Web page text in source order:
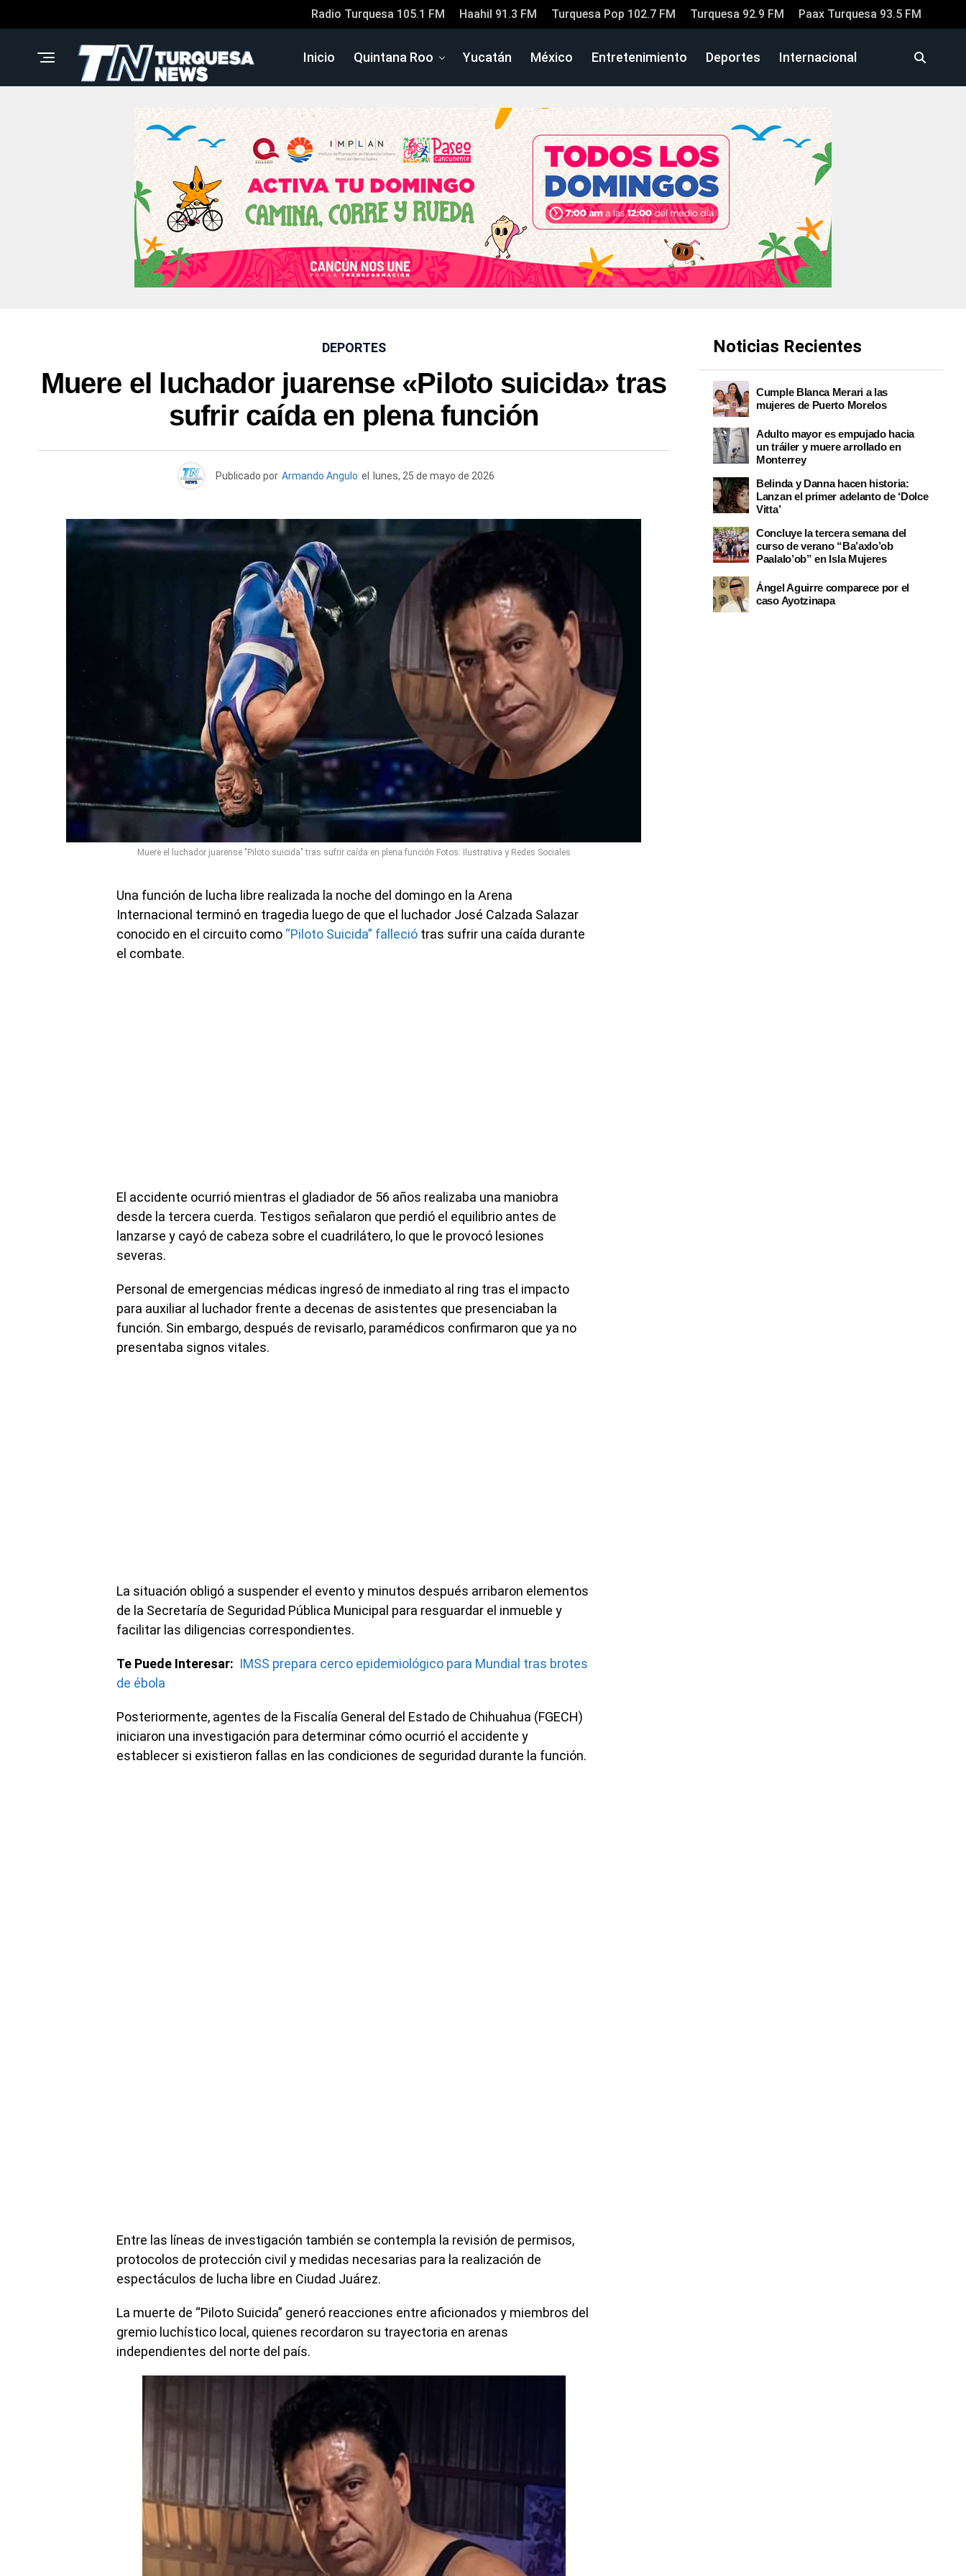
Radio Turquesa 105.1 FM Haahil 91.3 FM Turquesa Pop 102.7 FM Turquesa 92.9 FM Paax Turquesa 93.5 FM
Inicio Quintana Roo Yucatán México Entretenimiento Deportes Internacional
DEPORTES
Muere el luchador juarense «Piloto suicida» tras
sufrir caída en plena función
Publicado por Armando Angulo el lunes, 25 de mayo de 2026
Muere el luchador juarense "Piloto suicida" tras sufrir caída en plena función Fotos: Ilustrativa y Redes Sociales
Una función de lucha libre realizada la noche del domingo en la Arena
Internacional terminó en tragedia luego de que el luchador José Calzada Salazar
conocido en el circuito como “Piloto Suicida” falleció tras sufrir una caída durante
el combate.
El accidente ocurrió mientras el gladiador de 56 años realizaba una maniobra
desde la tercera cuerda. Testigos señalaron que perdió el equilibrio antes de
lanzarse y cayó de cabeza sobre el cuadrilátero, lo que le provocó lesiones
severas.
Personal de emergencias médicas ingresó de inmediato al ring tras el impacto
para auxiliar al luchador frente a decenas de asistentes que presenciaban la
función. Sin embargo, después de revisarlo, paramédicos confirmaron que ya no
presentaba signos vitales.
La situación obligó a suspender el evento y minutos después arribaron elementos
de la Secretaría de Seguridad Pública Municipal para resguardar el inmueble y
facilitar las diligencias correspondientes.
Te Puede Interesar: IMSS prepara cerco epidemiológico para Mundial tras brotes
de ébola
Posteriormente, agentes de la Fiscalía General del Estado de Chihuahua (FGECH)
iniciaron una investigación para determinar cómo ocurrió el accidente y
establecer si existieron fallas en las condiciones de seguridad durante la función.
Entre las líneas de investigación también se contempla la revisión de permisos,
protocolos de protección civil y medidas necesarias para la realización de
espectáculos de lucha libre en Ciudad Juárez.
La muerte de “Piloto Suicida” generó reacciones entre aficionados y miembros del
gremio luchístico local, quienes recordaron su trayectoria en arenas
independientes del norte del país.
Noticias Recientes
Cumple Blanca Merari a las
mujeres de Puerto Morelos
Adulto mayor es empujado hacia
un tráiler y muere arrollado en
Monterrey
Belinda y Danna hacen historia:
Lanzan el primer adelanto de ‘Dolce
Vitta’
Concluye la tercera semana del
curso de verano “Ba’axlo’ob
Paalalo’ob” en Isla Mujeres
Ángel Aguirre comparece por el
caso Ayotzinapa